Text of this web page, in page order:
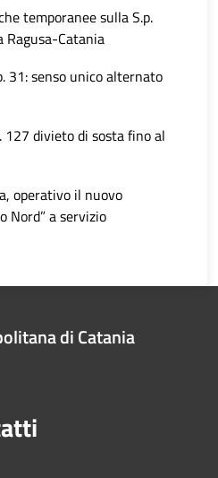
temporanee sulla S.p.
Catania
31: senso unico alternato
127 divieto di sosta fino al
operativo il nuovo
Nord” a servizio
di Catania